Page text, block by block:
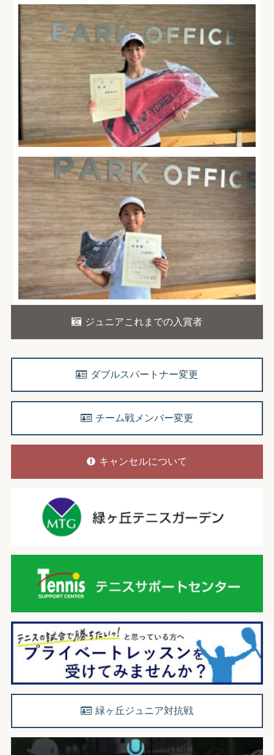
ジュニアこれまでの入賞者
ダブルスパートナー変更
チーム戦メンバー変更
キャンセルについて
緑ヶ丘ジュニア対抗戦